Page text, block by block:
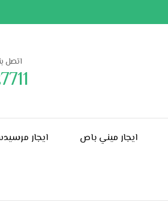
اتصل
ايجار ميني باص ايجار